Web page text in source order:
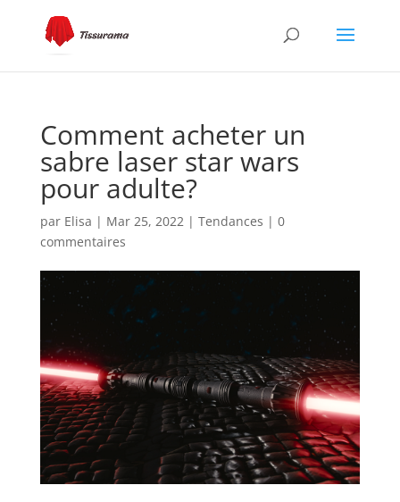
Comment acheter un
sabre laser star wars
pour adulte?
par Elisa | Mar 25, 2022| Tendances | 0
commentaires